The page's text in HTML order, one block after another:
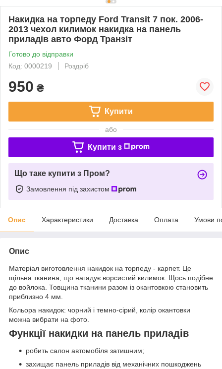
Накидка на торпеду Ford Transit 7 пок. 2006-
2013 чехол килимок накидка на панель
приладів авто Форд Транзіт
Готово до відправки
Код: 0000219
Роздріб
950 ₴
Купити
або
Купити з
Що таке купити з Пром?
Замовлення під захистом
Опис Характеристики Доставка Оплата Умови
Опис
Матеріал виготовлення накидок на торпеду - карпет. Це
щільна тканина, що нагадує ворсистий килимок. Щось подібне
до войлока. Товщина тканини разом із окантовкою становить
приблизно 4 мм.
Кольора накидок: чорний і темно-сірий, колір окантовки
можна вибрати на фото.
Функції накидки на панель приладів
робить салон автомобіля затишним;
захищає панель приладів від механічних пошкоджень